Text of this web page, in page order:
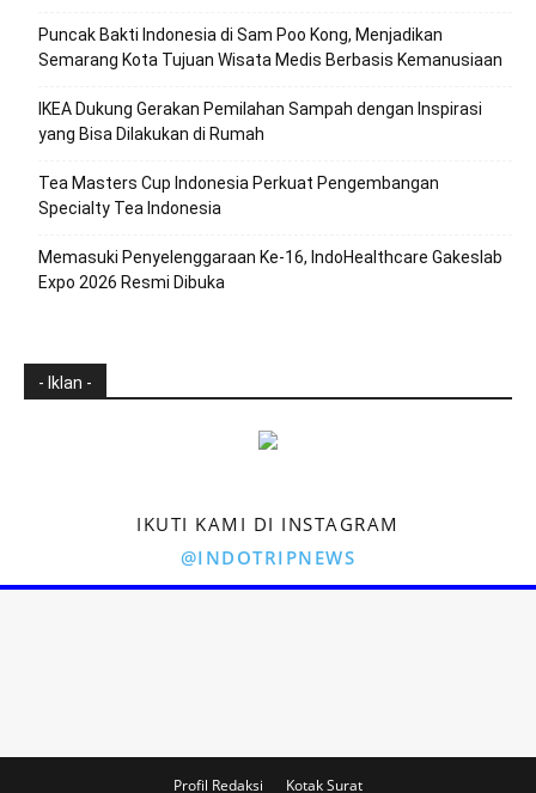
Puncak Bakti Indonesia di Sam Poo Kong, Menjadikan
Semarang Kota Tujuan Wisata Medis Berbasis Kemanusiaan
IKEA Dukung Gerakan Pemilahan Sampah dengan Inspirasi
yang Bisa Dilakukan di Rumah
Tea Masters Cup Indonesia Perkuat Pengembangan
Specialty Tea Indonesia
Memasuki Penyelenggaraan Ke-16, IndoHealthcare Gakeslab
Expo 2026 Resmi Dibuka
- Iklan -
IKUTI KAMI DI INSTAGRAM
@INDOTRIPNEWS
Profil Redaksi Kotak Surat